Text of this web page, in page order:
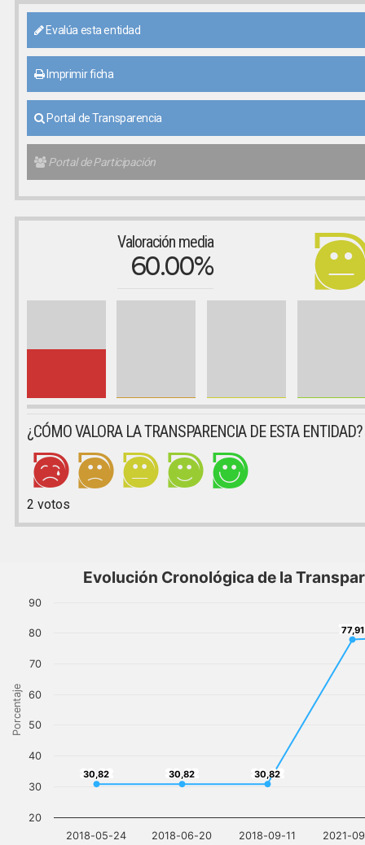
Evalúa esta entidad
Imprimir ficha
Portal de Transparencia
Portal de Participación
Valoración media
60.00%
¿CÓMO VALORA LA TRANSPARENCIA DE ESTA ENTIDAD?
2 votos
Porcentaje
Evolución Cronológica de la
30,82
30,82 30,82
30,82 30,82
30,82
77,91
2018-05-24 2018-06-20 2018-09-11 2021-
20
30
40
50
60
70
80
90